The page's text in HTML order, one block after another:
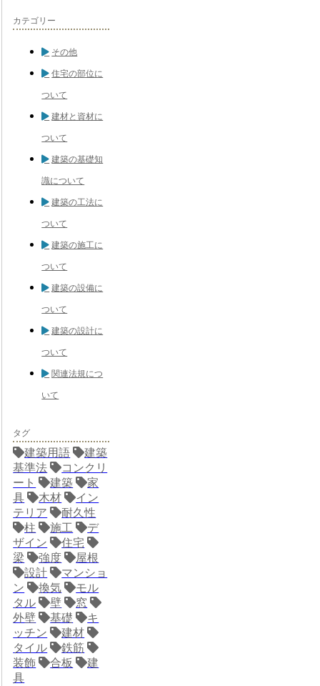
カテゴリー
その他
住宅の部位に
ついて
建材と資材に
ついて
建築の基礎知
識について
建築の工法に
ついて
建築の施工に
ついて
建築の設備に
ついて
建築の設計に
ついて
関連法規につ
いて
タグ
建築用語
建築
基準法
コンクリ
ート
建築
家
具
木材
イン
テリア
耐久性
柱
施工
デ
ザイン
住宅
梁
強度
屋根
設計
マンショ
ン
換気
モル
タル
壁
窓
外壁
基礎
キ
ッチン
建材
タイル
鉄筋
装飾
合板
建
具